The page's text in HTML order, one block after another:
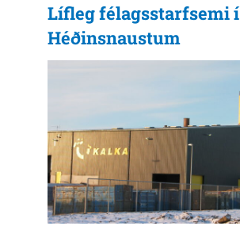
Lífleg félagsstarfsemi í
Héðinsnaustum